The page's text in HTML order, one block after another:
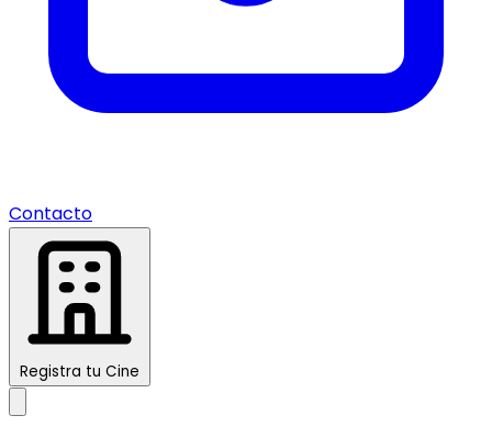
Contacto
Registra tu Cine